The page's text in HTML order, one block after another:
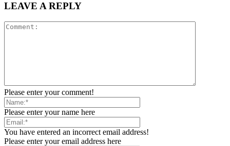
LEAVE A REPLY
Please enter your comment!
Please enter your name here
You have entered an incorrect email address!
Please enter your email address here